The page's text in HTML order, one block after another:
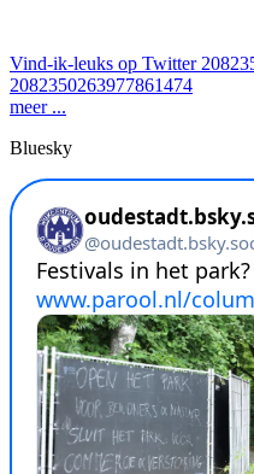
Vind-ik-leuks op Twitter
2082350263977861474
meer ...
Bluesky